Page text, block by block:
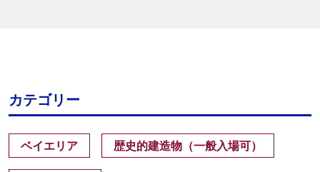
カテゴリー
ベイエリア 歴史的建造物（一般入場可）